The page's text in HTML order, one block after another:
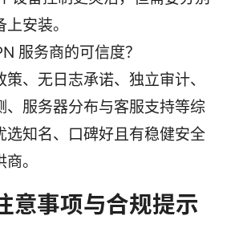
安装。
服务商的可信度？
策、无日志承诺、独立审计、
、服务器分布与客服支持等综
选知名、口碑好且有稳健安全
。
意事项与合规提示